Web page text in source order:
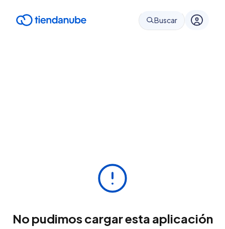
Buscar
No pudimos cargar esta aplicación